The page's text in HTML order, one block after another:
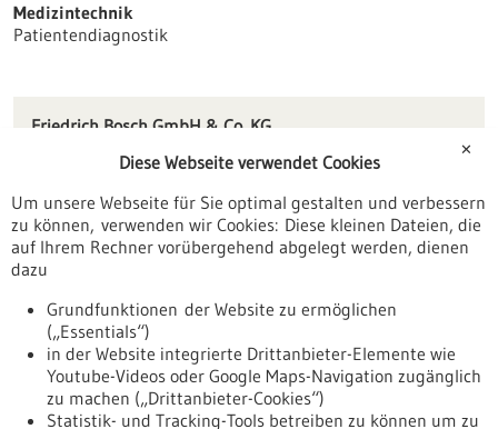
Medizintechnik
Patientendiagnostik
Friedrich Bosch GmbH & Co. KG
72406 Bisingen
info(at)fbosch.de
www.fbosch.de
Zurück zur Ergebnisliste
✕
Diese Webseite verwendet Cookies
Um unsere Webseite für Sie optimal gestalten und verbessern
zu können, verwenden wir Cookies: Diese kleinen Dateien, die
auf Ihrem Rechner vorübergehend abgelegt werden, dienen
dazu
Grundfunktionen der Website zu ermöglichen
(„Essentials“)
in der Website integrierte Drittanbieter-Elemente wie
Youtube-Videos oder Google Maps-Navigation zugänglich
zu machen („Drittanbieter-Cookies“)
Statistik- und Tracking-Tools betreiben zu können um zu